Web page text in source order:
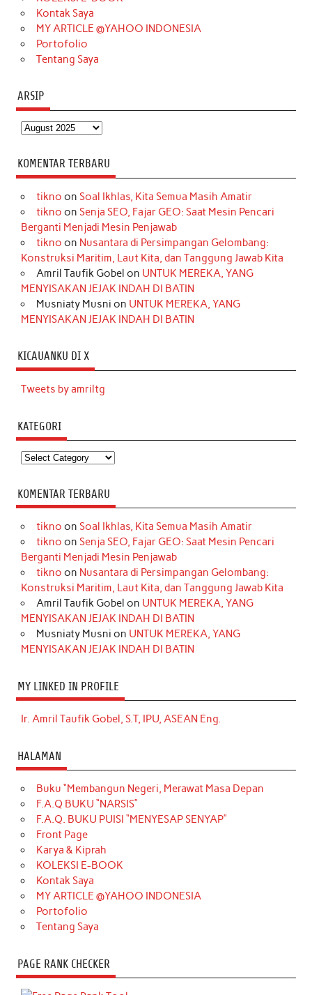
m
Kontak Saya
MY ARTICLE @YAHOO INDONESIA
Portofolio
Tentang Saya
ARSIP
Arsip
KOMENTAR TERBARU
tikno on Soal Ikhlas, Kita Semua Masih Amatir
tikno on Senja SEO, Fajar GEO: Saat Mesin Pencari
Berganti Menjadi Mesin Penjawab
tikno on Nusantara di Persimpangan Gelombang:
Konstruksi Maritim, Laut Kita, dan Tanggung Jawab Kita
Amril Taufik Gobel on UNTUK MEREKA, YANG
MENYISAKAN JEJAK INDAH DI BATIN
Musniaty Musni on UNTUK MEREKA, YANG
MENYISAKAN JEJAK INDAH DI BATIN
KICAUANKU DI X
Tweets by amriltg
KATEGORI
Kategori
KOMENTAR TERBARU
tikno on Soal Ikhlas, Kita Semua Masih Amatir
tikno on Senja SEO, Fajar GEO: Saat Mesin Pencari
Berganti Menjadi Mesin Penjawab
tikno on Nusantara di Persimpangan Gelombang:
Konstruksi Maritim, Laut Kita, dan Tanggung Jawab Kita
Amril Taufik Gobel on UNTUK MEREKA, YANG
MENYISAKAN JEJAK INDAH DI BATIN
Musniaty Musni on UNTUK MEREKA, YANG
MENYISAKAN JEJAK INDAH DI BATIN
MY LINKED IN PROFILE
Ir. Amril Taufik Gobel, S.T, IPU, ASEAN Eng.
HALAMAN
Buku “Membangun Negeri, Merawat Masa Depan
F.A.Q BUKU “NARSIS”
F.A.Q. BUKU PUISI “MENYESAP SENYAP”
Front Page
Karya & Kiprah
KOLEKSI E-BOOK
Kontak Saya
MY ARTICLE @YAHOO INDONESIA
Portofolio
Tentang Saya
PAGE RANK CHECKER